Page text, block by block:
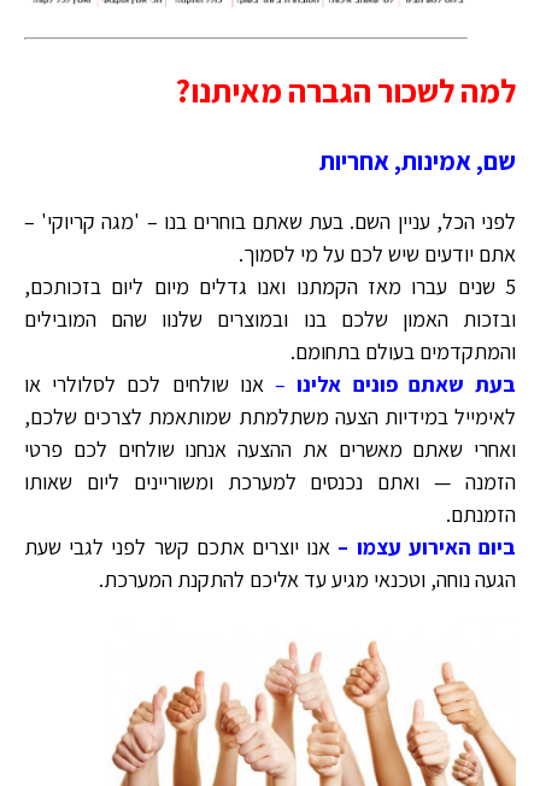
למה לשכור הגברה מאיתנו?
שם, אמינות, אחריות
לפני הכל, עניין השם. בעת שאתם בוחרים בנו – 'מגה קריוקי' –
אתם יודעים שיש לכם על מי לסמוך.
5 שנים עברו מאז הקמתנו ואנו גדלים מיום ליום בזכותכם,
ובזכות האמון שלכם בנו ובמוצרים שלנוו שהם המובילים
והמתקדמים בעולם בתחומם.
בעת שאתם פונים אלינו–אנו שולחים לכם לסלולרי או
לאימייל במידיות הצעה משתלמתת שמותאמת לצרכים שלכם,
ואחרי שאתם מאשרים את ההצעה אנחנו שולחים לכם פרטי
הזמנה — ואתם נכנסים למערכת ומשוריינים ליום שאותו
הזמנתם.
ביום האירוע עצמו – אנו יוצרים אתכם קשר לפני לגבי שעת
הגעה נוחה, וטכנאי מגיע עד אליכם להתקנת המערכת.